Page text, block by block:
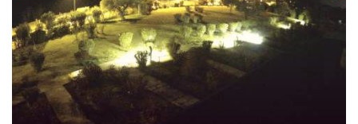
BIVILLAGE - FAŽANA - BRIJUNI
FAŽANA
POPULARNI VIDEO